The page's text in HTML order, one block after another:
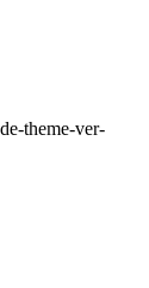
theme-ver-